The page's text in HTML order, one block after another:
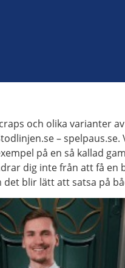
och olika varianter
–
på en så kallad
dig inte från att få en
blir lätt att satsa på